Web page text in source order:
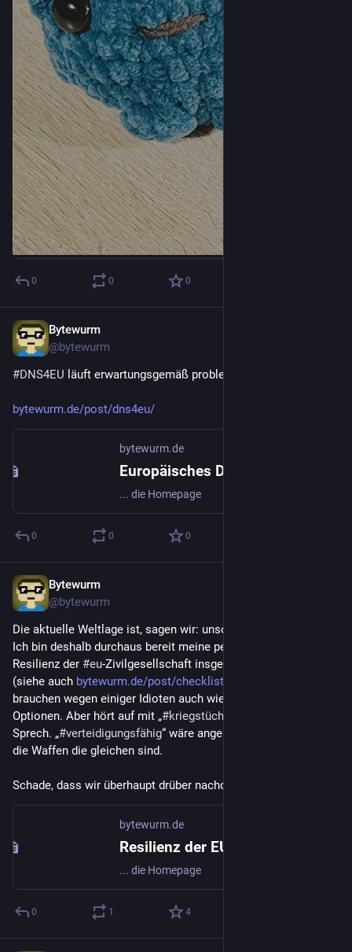
0 0 0
Bytewurm
@bytewurm
#DNS4EU läuft erwartungsgemäß problemlos.
bytewurm.de/post/dns4eu/
bytewurm.de
Europäisches DNS
... die Homepage
0 0 0
Bytewurm
@bytewurm
Die aktuelle Weltlage ist, sagen wir: unschön.
Ich bin deshalb durchaus bereit meine persönliche und die
Resilienz der #eu-Zivilgesellschaft insgesamt zu erhöhen
(siehe auch bytewurm.de/post/checkliste/
brauchen wegen einiger Idioten auch wieder mehr militärische
Optionen. Aber hört auf mit „#kriegstüchtig
Sprech. „#verteidigungsfähig“ wäre angebrachter, auch wenn
die Waffen die gleichen sind.
Schade, dass wir überhaupt drüber nachdenken müssen.
bytewurm.de
... die Homepage
0 1 4